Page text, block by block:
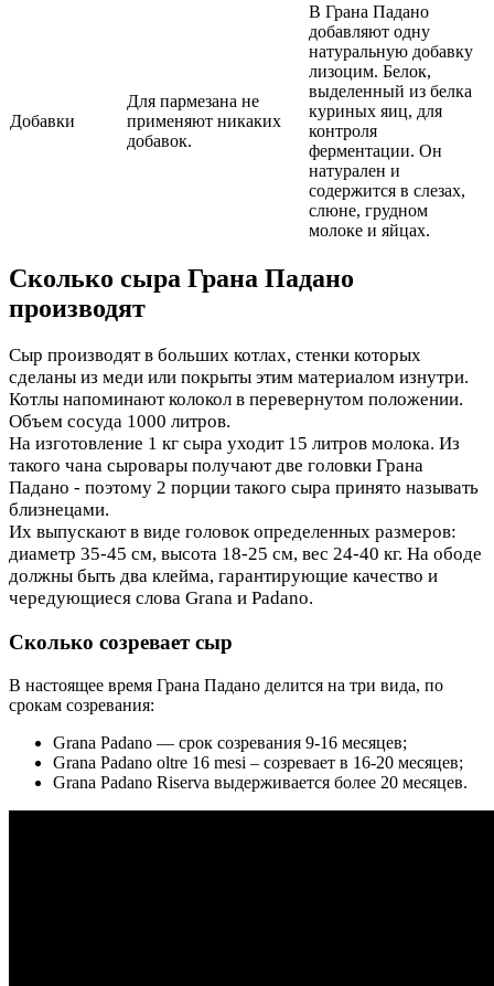
Добавки
Для пармезана не
применяют никаких
добавок.
В Грана Падано
добавляют одну
натуральную добавку
лизоцим. Белок,
выделенный из белка
куриных яиц, для
контроля
ферментации. Он
натурален и
содержится в слезах,
слюне, грудном
молоке и яйцах.
Сколько сыра Грана Падано
производят
Сыр производят в больших котлах, стенки которых
сделаны из меди или покрыты этим материалом изнутри.
Котлы напоминают колокол в перевернутом положении.
Объем сосуда 1000 литров.
На изготовление 1 кг сыра уходит 15 литров молока. Из
такого чана сыровары получают две головки Грана
Падано - поэтому 2 порции такого сыра принято называть
близнецами.
Их выпускают в виде головок определенных размеров:
диаметр 35-45 см, высота 18-25 см, вес 24-40 кг. На ободе
должны быть два клейма, гарантирующие качество и
чередующиеся слова Grana и Padano.
Сколько созревает сыр
В настоящее время Грана Падано делится на три вида, по
срокам созревания:
Grana Padano — срок созревания 9-16 месяцев;
Grana Padano oltre 16 mesi – созревает в 16-20 месяцев;
Grana Padano Riserva выдерживается более 20 месяцев.